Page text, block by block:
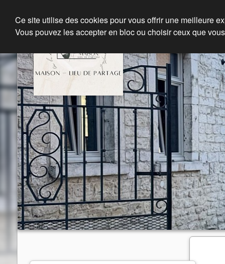
Ce site utilise des cookies pour vous offrir une meilleure
Vous pouvez les accepter en bloc ou choisir ceux que